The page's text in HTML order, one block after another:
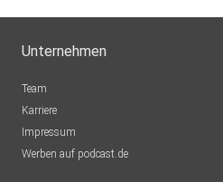
Unternehmen
Team
Karriere
Impressum
Werben auf podcast.de